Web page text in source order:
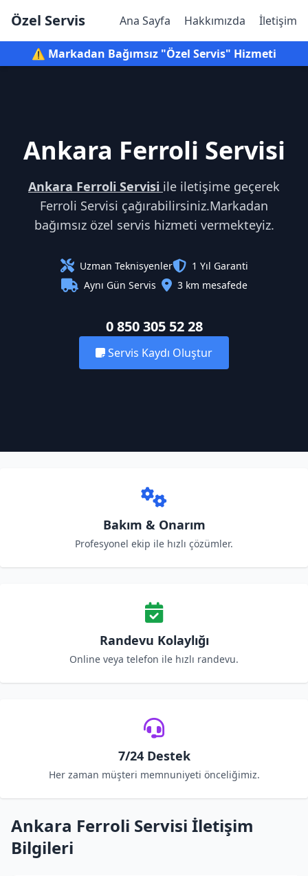
Özel Servis Ana Sayfa Hakkımızda İletişim
⚠️ Markadan Bağımsız "Özel Servis" Hizmeti
Ankara Ferroli Servisi
Ankara Ferroli Servisi ile iletişime geçerek
Ferroli Servisi çağırabilirsiniz.Markadan
bağımsız özel servis hizmeti vermekteyiz.
Uzman Teknisyenler
1 Yıl Garanti
Aynı Gün Servis
3 km mesafede
0 850 305 52 28
Servis Kaydı Oluştur
Bakım & Onarım
Profesyonel ekip ile hızlı çözümler.
Randevu Kolaylığı
Online veya telefon ile hızlı randevu.
7/24 Destek
Her zaman müşteri memnuniyeti önceliğimiz.
Ankara Ferroli Servisi İletişim
Bilgileri